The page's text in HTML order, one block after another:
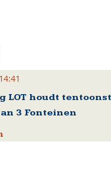
LOT houdt
3 Fonteinen